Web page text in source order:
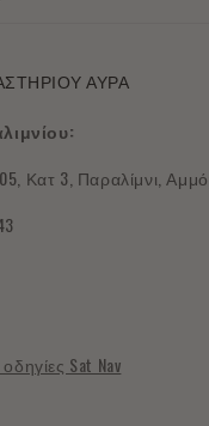
μας
χρημάτων
ΑΥΡΑ
Κατ 3, Παραλίμνι,
Sat Nav